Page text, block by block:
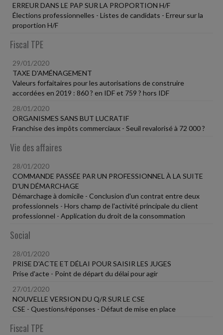
ERREUR DANS LE PAP SUR LA PROPORTION H/F
Élections professionnelles - Listes de candidats - Erreur sur la
proportion H/F
Fiscal TPE
29/01/2020
TAXE D'AMÉNAGEMENT
Valeurs forfaitaires pour les autorisations de construire
accordées en 2019 : 860 ? en IDF et 759 ? hors IDF
28/01/2020
ORGANISMES SANS BUT LUCRATIF
Franchise des impôts commerciaux - Seuil revalorisé à 72 000 ?
Vie des affaires
28/01/2020
COMMANDE PASSÉE PAR UN PROFESSIONNEL À LA SUITE
D'UN DÉMARCHAGE
Démarchage à domicile - Conclusion d'un contrat entre deux
professionnels - Hors champ de l'activité principale du client
professionnel - Application du droit de la consommation
Social
28/01/2020
PRISE D'ACTE ET DÉLAI POUR SAISIR LES JUGES
Prise d'acte - Point de départ du délai pour agir
27/01/2020
NOUVELLE VERSION DU Q/R SUR LE CSE
CSE - Questions/réponses - Défaut de mise en place
Fiscal TPE